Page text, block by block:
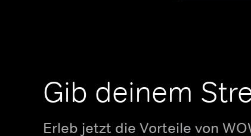
Gib deinem
Erleb jetzt die Vorteile von